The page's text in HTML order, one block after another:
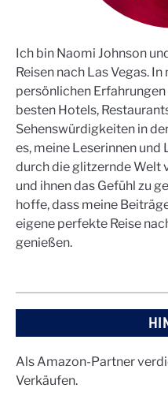
Ich bin Naomi Johnson
Reisen nach Las Vegas.
persönlichen
besten Hotels,
Sehenswürdigkeiten in
es, meine Leserinnen und
durch die glitzernde Welt
und ihnen das Gefühl zu
hoffe, dass meine
eigene perfekte Reise
genießen.
Als Amazon-Partner
Verkäufen.